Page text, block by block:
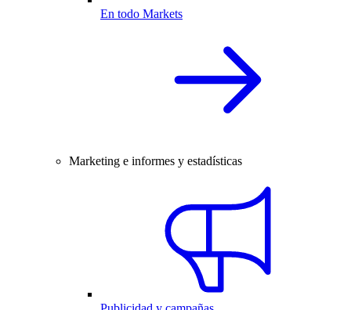
En todo Markets
Marketing e informes y estadísticas